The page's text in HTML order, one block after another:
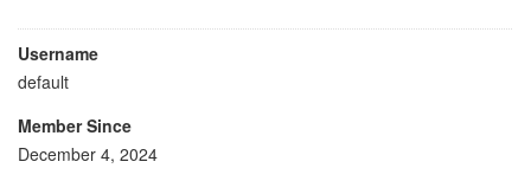
Username
default
Member Since
December 4, 2024